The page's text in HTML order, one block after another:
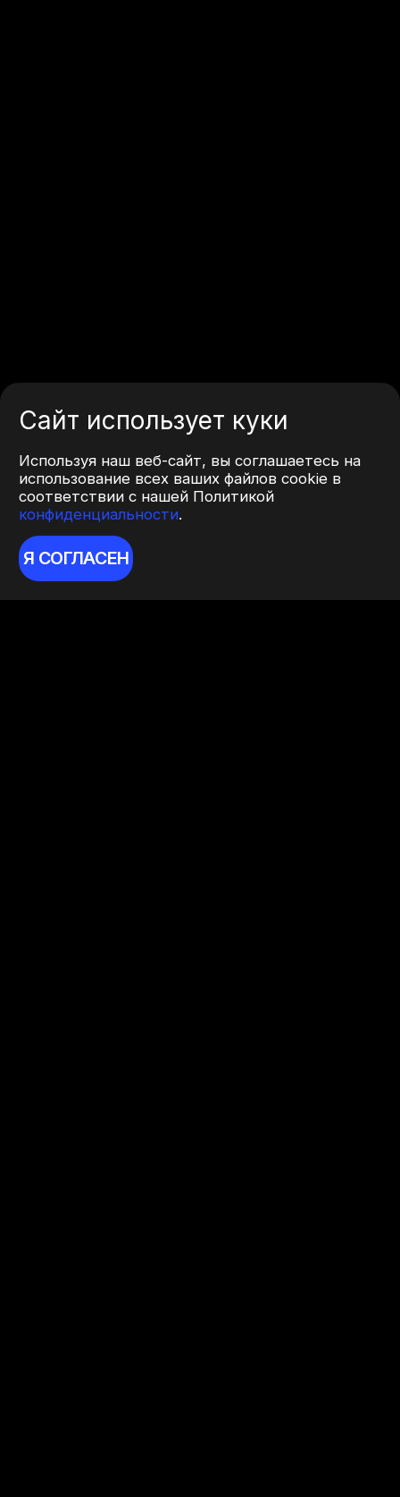
Сайт использует куки
Используя наш веб-сайт, вы соглашаетесь на
использование всех ваших файлов cookie в
соответствии с нашей Политикой
конфиденциальности.
Я СОГЛАСЕН